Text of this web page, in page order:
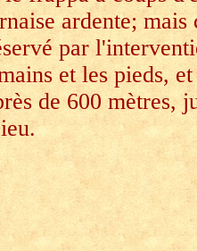
ardente;
par
et les pieds,
de 600 mètres,